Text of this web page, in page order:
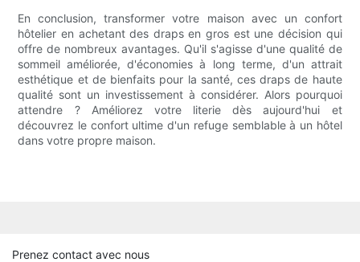
En conclusion, transformer votre maison avec un confort
hôtelier en achetant des draps en gros est une décision qui
offre de nombreux avantages. Qu'il s'agisse d'une qualité de
sommeil améliorée, d'économies à long terme, d'un attrait
esthétique et de bienfaits pour la santé, ces draps de haute
qualité sont un investissement à considérer. Alors pourquoi
attendre ? Améliorez votre literie dès aujourd'hui et
découvrez le confort ultime d'un refuge semblable à un hôtel
dans votre propre maison.
Prenez contact avec nous